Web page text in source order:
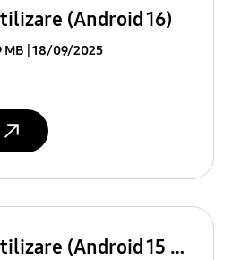
(Android 16)
MB 18/09/2025
Manual de utilizare (Android 15 (V))